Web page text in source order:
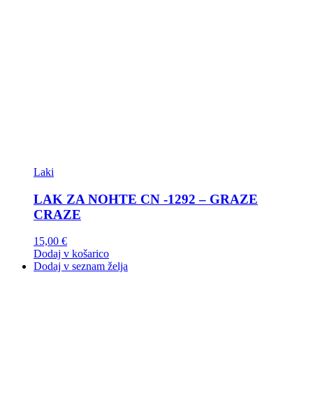
Laki
LAK ZA NOHTE CN -1292 – GRAZE
CRAZE
15,00 €
Dodaj v košarico
Dodaj v seznam želja